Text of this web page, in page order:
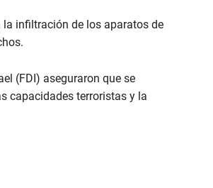
infiltración de los aparatos de
(FDI) aseguraron que se
capacidades terroristas y la